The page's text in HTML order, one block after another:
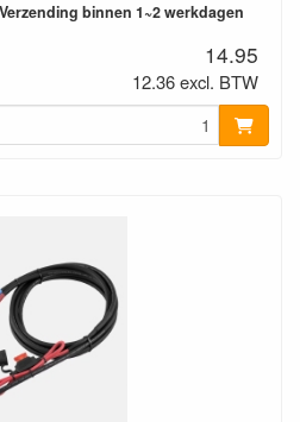
binnen 1~2 werkdagen
14.95
12.36 excl. BTW